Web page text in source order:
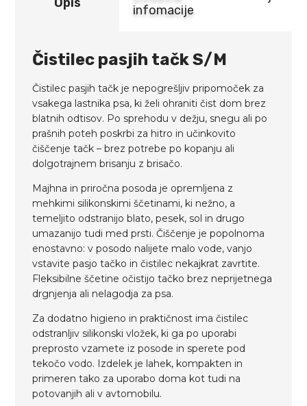
infomacije
Čistilec pasjih tačk S/M
Čistilec pasjih tačk je nepogrešljiv pripomoček za
vsakega lastnika psa, ki želi ohraniti čist dom brez
blatnih odtisov. Po sprehodu v dežju, snegu ali po
prašnih poteh poskrbi za hitro in učinkovito
čiščenje tačk – brez potrebe po kopanju ali
dolgotrajnem brisanju z brisačo.
Majhna in priročna posoda je opremljena z
mehkimi silikonskimi ščetinami, ki nežno, a
temeljito odstranijo blato, pesek, sol in drugo
umazanijo tudi med prsti. Čiščenje je popolnoma
enostavno: v posodo nalijete malo vode, vanjo
vstavite pasjo tačko in čistilec nekajkrat zavrtite.
Fleksibilne ščetine očistijo tačko brez neprijetnega
drgnjenja ali nelagodja za psa.
Za dodatno higieno in praktičnost ima čistilec
odstranljiv silikonski vložek, ki ga po uporabi
preprosto vzamete iz posode in sperete pod
tekočo vodo. Izdelek je lahek, kompakten in
primeren tako za uporabo doma kot tudi na
potovanjih ali v avtomobilu.